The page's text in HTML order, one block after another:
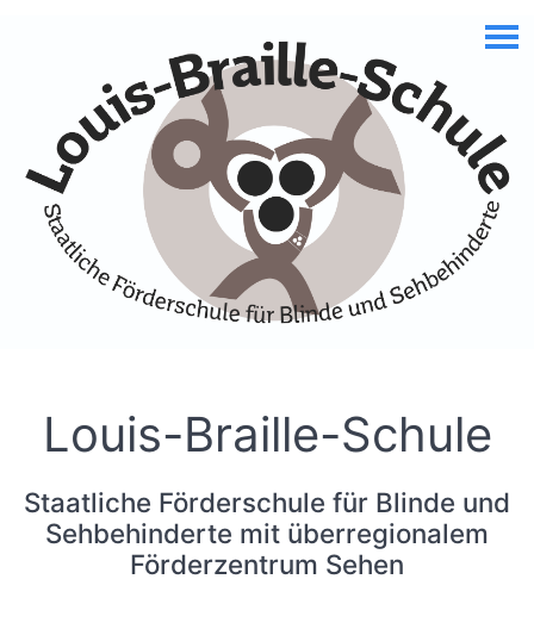
Louis-Braille-Schule
Staatliche Förderschule für Blinde und
Sehbehinderte mit überregionalem
Förderzentrum Sehen